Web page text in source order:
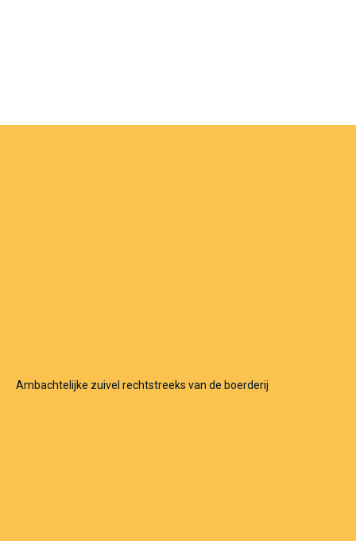
Ambachtelijke zuivel rechtstreeks van de boerderij